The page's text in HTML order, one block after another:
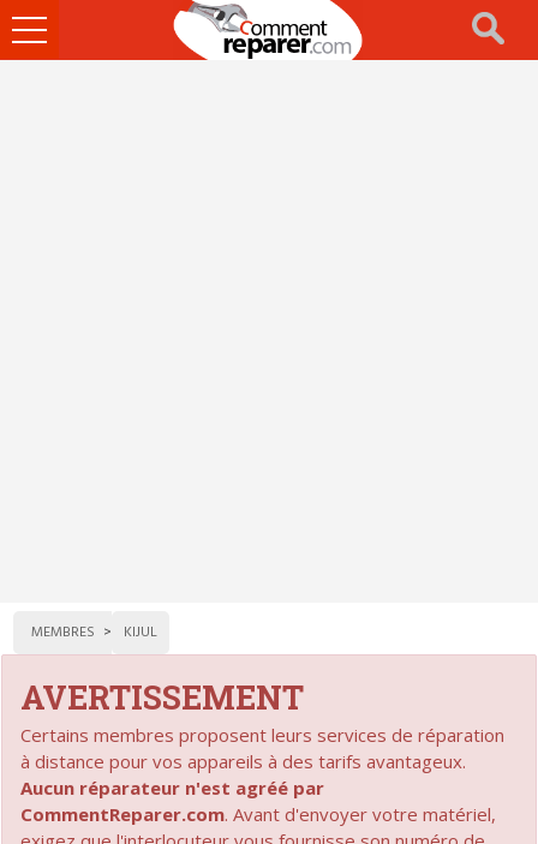
Ouvrir
le
MEMBRES KIJUL
AVERTISSEMENT
Certains membres proposent leurs services de réparation
à distance pour vos appareils à des tarifs avantageux.
Aucun réparateur n'est agréé par
CommentReparer.com. Avant d'envoyer votre matériel,